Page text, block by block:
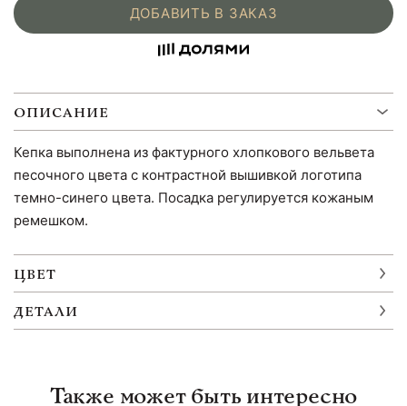
ДОБАВИТЬ В ЗАКАЗ
ОПИСАНИЕ
Кепка выполнена из фактурного хлопкового вельвета
песочного цвета с контрастной вышивкой логотипа
темно-синего цвета. Посадка регулируется кожаным
ремешком.
ЦВЕТ
ДЕТАЛИ
Также может быть интересно